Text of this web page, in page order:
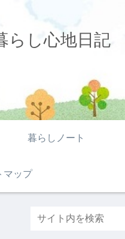
らし心地日記
暮らしノート
マップ